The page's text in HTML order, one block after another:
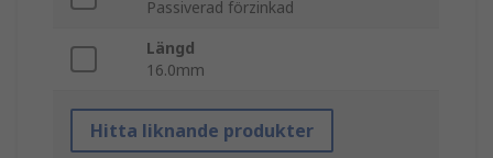
Passiverad förzinkad
Längd
16.0mm
Hitta liknande produkter